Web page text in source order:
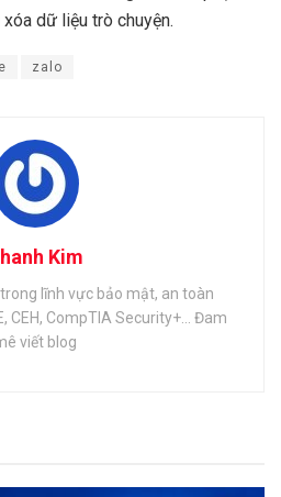
dữ liệu trò chuyện.
zalo
Kim
lĩnh vực bảo mật, an toàn
CEH, CompTIA Security+... Đam
viết blog